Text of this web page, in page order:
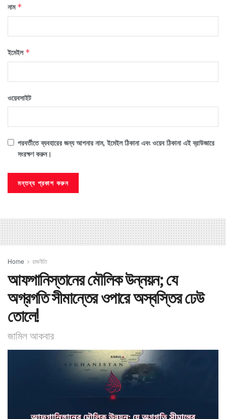
নাম *
ইমেইল *
ওয়েবসাইট
পরবর্তীতে ব্যবহারের জন্য আপনার নাম, ইমেইল ঠিকানা এবং ওয়েব ঠিকানা এই ব্রাউজারে
সংরক্ষণ করুন।
Home রাজনীতি
আফগানিস্তানের মৌলিক উন্নয়ন; যে
অগ্রগতি সীমান্তের ওপারে অস্বস্তির ঢেউ
তোলে!
জামিল আকবার